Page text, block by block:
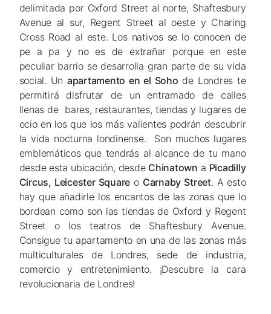
delimitada por Oxford Street al norte, Shaftesbury
Avenue al sur, Regent Street al oeste y Charing
Cross Road al este. Los nativos se lo conocen de
pe a pa y no es de extrañar porque en este
peculiar barrio se desarrolla gran parte de su vida
social. Un apartamento en el Soho de Londres te
permitirá disfrutar de un entramado de calles
llenas de bares, restaurantes, tiendas y lugares de
ocio en los que los más valientes podrán descubrir
la vida nocturna londinense. Son muchos lugares
emblemáticos que tendrás al alcance de tu mano
desde esta ubicación, desde Chinatown a Picadilly
Circus, Leicester Square o Carnaby Street. A esto
hay que añadirle los encantos de las zonas que lo
bordean como son las tiendas de Oxford y Regent
Street o los teatros de Shaftesbury Avenue.
Consigue tu apartamento en una de las zonas más
multiculturales de Londres, sede de industria,
comercio y entretenimiento. ¡Descubre la cara
revolucionaria de Londres!